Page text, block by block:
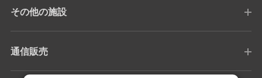
その他の施設
通信販売